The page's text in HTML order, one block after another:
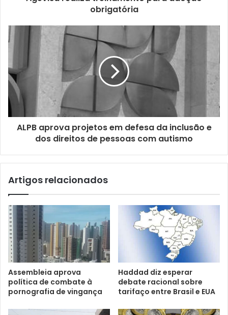
e
e
i
l
obrigatória
ALPB aprova projetos em defesa da inclusão e
dos direitos de pessoas com autismo
Artigos relacionados
Assembleia aprova
política de combate à
pornografia de vingança
Haddad diz esperar
debate racional sobre
tarifaço entre Brasil e EUA